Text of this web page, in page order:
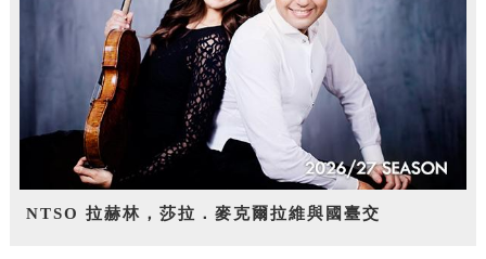
NTSO 拉赫林，莎拉．麥克爾拉維與國臺交